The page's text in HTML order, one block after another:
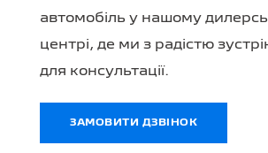
автомобіль у нашому
центрі, де ми з радістю
для консультації.
ЗАМОВИТИ ДЗВІНОК